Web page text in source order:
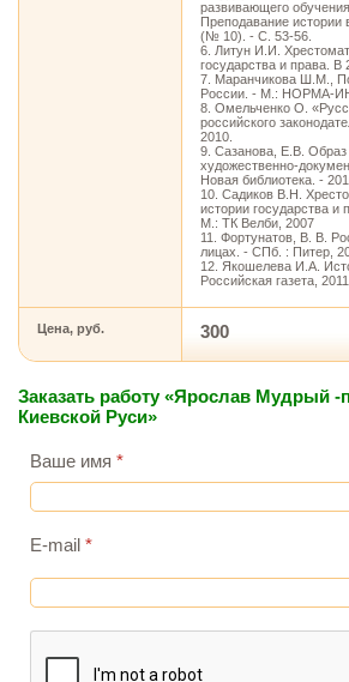
развивающего
Преподавание истории
(№ 10). - С. 53-56.
6. Литун И.И.
государства и права.
7. Маранчикова Ш.М.,
России. - М.: НОРМА-
8. Омельченко О.
российского
2010.
9. Сазанова, Е.В.
художественно-
Новая библиотека. -
10. Садиков В.Н.
истории государства и
М.: ТК Велби, 2007
11. Фортунатов, В. В.
лицах. - СПб. : Питер,
12. Якошелева И.А.
Российская газета,
Цена, руб. 300
Заказать работу «Ярослав Мудрый -
Киевской Руси»
Ваше имя *
E-mail *